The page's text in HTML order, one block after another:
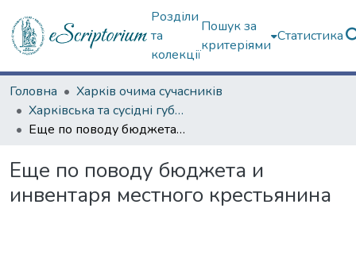
Розділи
та
колекції
Пошук за
критеріями
Статистика
Головна
Харків очима сучасників
Харківська та сусідні губернії
Еще по поводу бюджета и инвентаря местного крестьянина
Еще по поводу бюджета и
инвентаря местного крестьянина